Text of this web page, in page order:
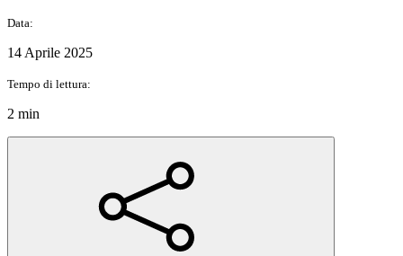
Data:
14 Aprile 2025
Tempo di lettura:
2 min